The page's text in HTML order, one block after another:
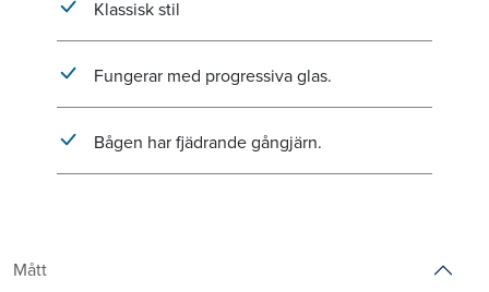
Klassisk stil
Fungerar med progressiva glas.
Bågen har fjädrande gångjärn.
Mått